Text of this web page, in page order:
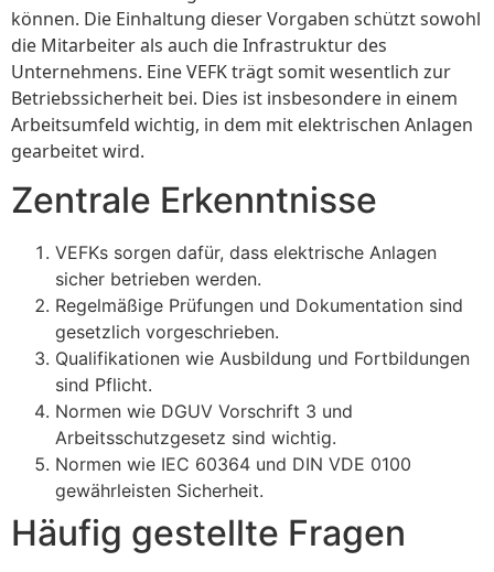
können. Die Einhaltung dieser Vorgaben schützt sowohl
die Mitarbeiter als auch die Infrastruktur des
Unternehmens. Eine VEFK trägt somit wesentlich zur
Betriebssicherheit bei. Dies ist insbesondere in einem
Arbeitsumfeld wichtig, in dem mit elektrischen Anlagen
gearbeitet wird.
Zentrale Erkenntnisse
VEFKs sorgen dafür, dass elektrische Anlagen
sicher betrieben werden.
Regelmäßige Prüfungen und Dokumentation sind
gesetzlich vorgeschrieben.
Qualifikationen wie Ausbildung und Fortbildungen
sind Pflicht.
Normen wie DGUV Vorschrift 3 und
Arbeitsschutzgesetz sind wichtig.
Normen wie IEC 60364 und DIN VDE 0100
gewährleisten Sicherheit.
Häufig gestellte Fragen